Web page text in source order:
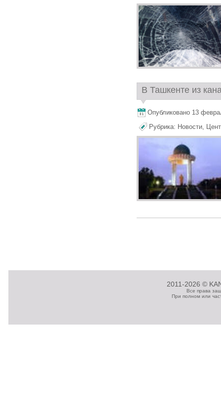
В Ташкенте из
Опубликовано 13
Рубрика: Новости,
2011-2026 ©
Все права
При полном или